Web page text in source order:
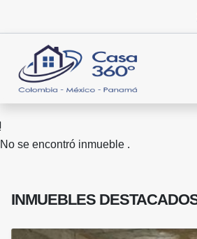
No se encontró inmueble .
INMUEBLES